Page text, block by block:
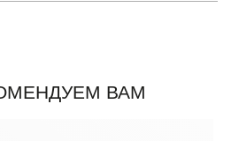
ВАМ